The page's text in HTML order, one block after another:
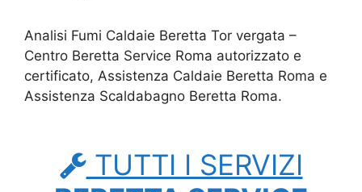
Analisi Fumi Caldaie Beretta Tor vergata –
Centro Beretta Service Roma autorizzato e
certificato, Assistenza Caldaie Beretta Roma e
Assistenza Scaldabagno Beretta Roma.
TUTTI I SERVIZI